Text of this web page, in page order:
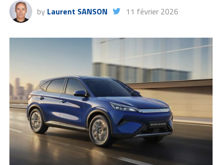
by Laurent SANSON 11 février 2026